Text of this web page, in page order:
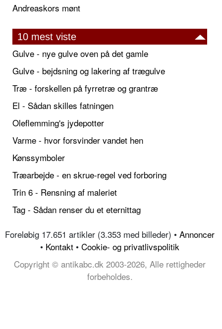
Andreaskors mønt
10 mest viste
Gulve - nye gulve oven på det gamle
Gulve - bejdsning og lakering af trægulve
Træ - forskellen på fyrretræ og grantræ
El - Sådan skilles fatningen
Oleflemming's jydepotter
Varme - hvor forsvinder vandet hen
Kønssymboler
Træarbejde - en skrue-regel ved forboring
Trin 6 - Rensning af maleriet
Tag - Sådan renser du et eternittag
Foreløbig 17.651 artikler (3.353 med billeder) • Annoncer
• Kontakt • Cookie- og privatlivspolitik
Copyright © antikabc.dk 2003-2026, Alle rettigheder
forbeholdes.